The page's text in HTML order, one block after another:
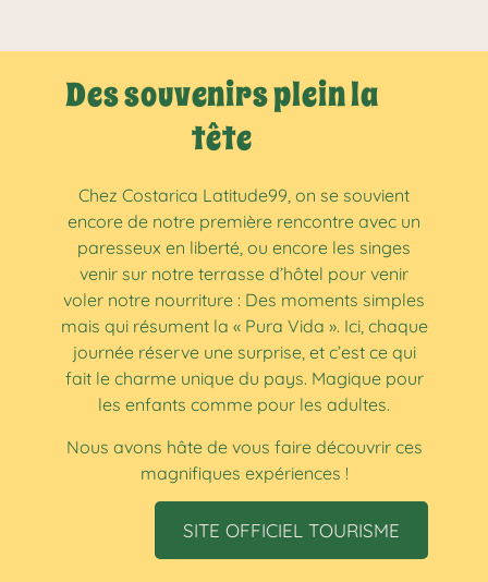
Des souvenirs plein la
tête
Chez Costarica Latitude99, on se souvient
encore de notre première rencontre avec un
paresseux en liberté, ou encore les singes
venir sur notre terrasse d’hôtel pour venir
voler notre nourriture : Des moments simples
mais qui résument la « Pura Vida ». Ici, chaque
journée réserve une surprise, et c’est ce qui
fait le charme unique du pays. Magique pour
les enfants comme pour les adultes.
Nous avons hâte de vous faire découvrir ces
magnifiques expériences !
SITE OFFICIEL TOURISME